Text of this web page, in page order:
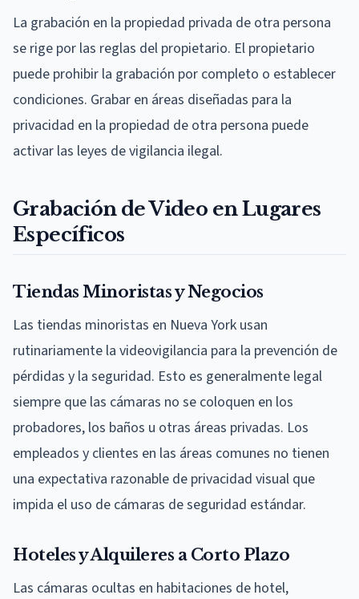
La grabación en la propiedad privada de otra persona
se rige por las reglas del propietario. El propietario
puede prohibir la grabación por completo o establecer
condiciones. Grabar en áreas diseñadas para la
privacidad en la propiedad de otra persona puede
activar las leyes de vigilancia ilegal.
Grabación de Video en Lugares
Específicos
Tiendas Minoristas y Negocios
Las tiendas minoristas en Nueva York usan
rutinariamente la videovigilancia para la prevención de
pérdidas y la seguridad. Esto es generalmente legal
siempre que las cámaras no se coloquen en los
probadores, los baños u otras áreas privadas. Los
empleados y clientes en las áreas comunes no tienen
una expectativa razonable de privacidad visual que
impida el uso de cámaras de seguridad estándar.
Hoteles y Alquileres a Corto Plazo
Las cámaras ocultas en habitaciones de hotel,